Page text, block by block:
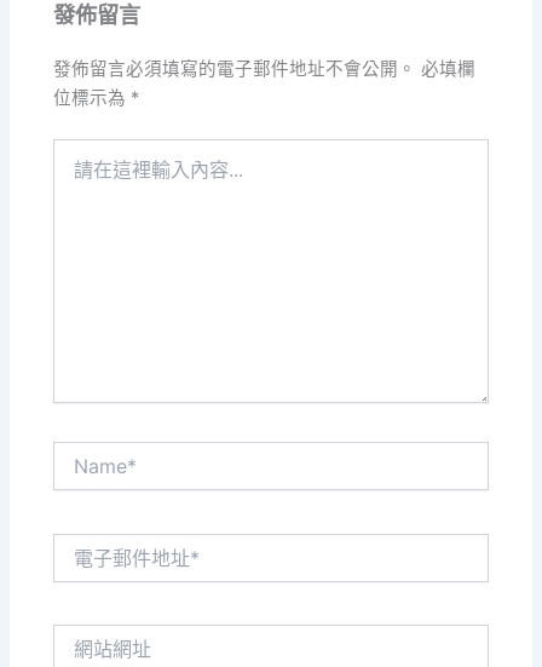
發佈留言
發佈留言必須填寫的電子郵件地址不會公開。 必填欄
位標示為 *